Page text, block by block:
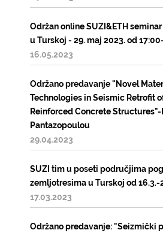
Održan online SUZI&ETH
u Turskoj - 29. maj 2023. od
16.05.2023
Održano predavanje "Novel
Technologies in Seismic Retrofit
Reinforced Concrete Structures"-
Pantazopoulou
29.04.2023
SUZI tim u poseti područjima
zemljotresima u Turskoj od 16.3.-
17.03.2023
Održano predavanje: "Seizmički